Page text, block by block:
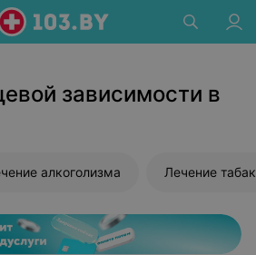
зависимости в
алкоголизма Лечение